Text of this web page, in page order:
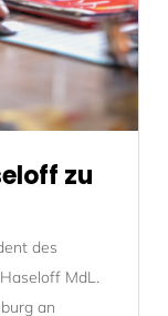
zu
des
MdL.
an